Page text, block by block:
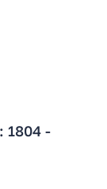
1804 -